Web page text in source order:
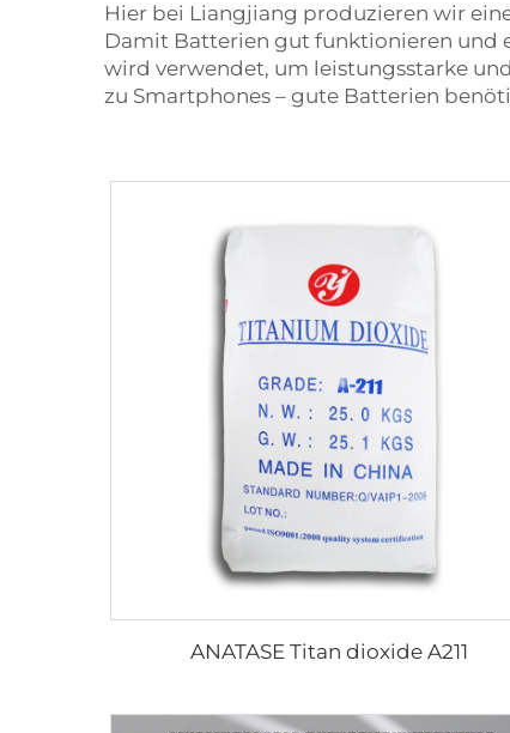
Hier bei Liangjiang produzieren wir
Damit Batterien gut funktionieren und
wird verwendet, um leistungsstarke
zu Smartphones – gute Batterien
ANATASE Titan dioxide A211